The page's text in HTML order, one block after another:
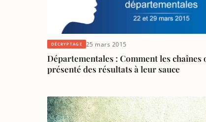
DÉCRYPTAGE 25 mars 2015
Départementales : Comment les chaînes
présenté des résultats à leur sauce